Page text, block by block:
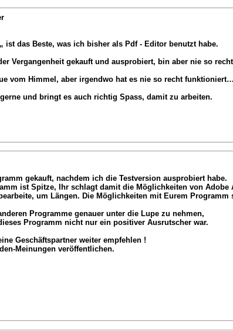
ist das Beste, was ich bisher als Pdf - Editor benutzt habe.
Vergangenheit gekauft und ausprobiert, bin aber nie so
vom Himmel, aber irgendwo hat es nie so recht
und bringt es auch richtig Spass, damit zu arbeiten.
gekauft, nachdem ich die Testversion ausprobiert habe.
ist Spitze, Ihr schlagt damit die Möglichkeiten von Adobe
um Längen. Die Möglichkeiten mit Eurem Programm
Programme genauer unter die Lupe zu nehmen,
Programm nicht nur ein positiver Ausrutscher war.
Geschäftspartner weiter empfehlen !
Meinungen veröffentlichen.